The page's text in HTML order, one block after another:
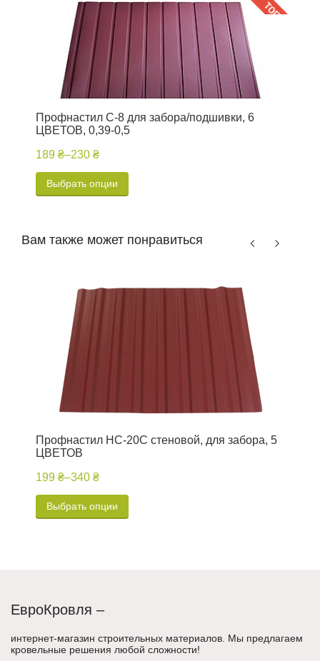
Профнастил C-8 для забора/подшивки, 6
ЦВЕТОВ, 0,39-0,5
189 ₴–230 ₴
Выбрать опции
Вам также может понравиться
Профнастил НC-20С стеновой, для забора, 5
ЦВЕТОВ
199 ₴–340 ₴
Выбрать опции
ЕвроКровля –
интернет-магазин строительных материалов. Мы предлагаем
кровельные решения любой сложности!